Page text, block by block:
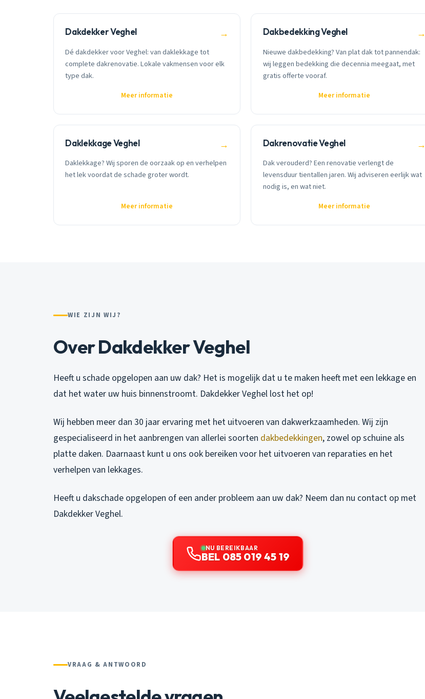
Dakdekker Veghel →
Dé dakdekker voor Veghel: van daklekkage tot
complete dakrenovatie. Lokale vakmensen voor elk
type dak.
Meer informatie
Dakbedekking Veghel →
Nieuwe dakbedekking? Van plat dak tot pannendak:
wij leggen bedekking die decennia meegaat, met
gratis offerte vooraf.
Meer informatie
Daklekkage Veghel →
Daklekkage? Wij sporen de oorzaak op en verhelpen
het lek voordat de schade groter wordt.
Meer informatie
Dakrenovatie Veghel →
Dak verouderd? Een renovatie verlengt de
levensduur tientallen jaren. Wij adviseren eerlijk wat
nodig is, en wat niet.
Meer informatie
WIE ZIJN WIJ?
Over Dakdekker Veghel
Heeft u schade opgelopen aan uw dak? Het is mogelijk dat u te maken heeft met een lekkage en
dat het water uw huis binnenstroomt. Dakdekker Veghel lost het op!
Wij hebben meer dan 30 jaar ervaring met het uitvoeren van dakwerkzaamheden. Wij zijn
gespecialiseerd in het aanbrengen van allerlei soorten dakbedekkingen, zowel op schuine als
platte daken. Daarnaast kunt u ons ook bereiken voor het uitvoeren van reparaties en het
verhelpen van lekkages.
Heeft u dakschade opgelopen of een ander probleem aan uw dak? Neem dan nu contact op met
Dakdekker Veghel.
NU BEREIKBAAR
BEL 085 019 45 19
VRAAG & ANTWOORD